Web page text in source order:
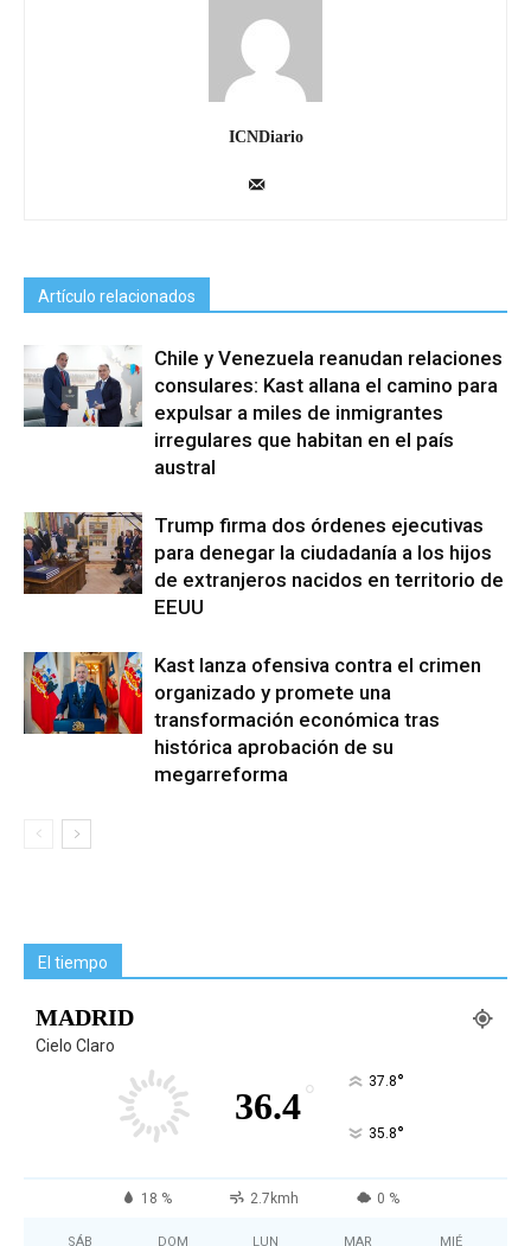
ICNDiario
Artículo relacionados
Chile y Venezuela reanudan relaciones
consulares: Kast allana el camino para
expulsar a miles de inmigrantes
irregulares que habitan en el país
austral
Trump firma dos órdenes ejecutivas
para denegar la ciudadanía a los hijos
de extranjeros nacidos en territorio de
EEUU
Kast lanza ofensiva contra el crimen
organizado y promete una
transformación económica tras
histórica aprobación de su
megarreforma
El tiempo
MADRID
Cielo Claro
36.4° 37.8°
35.8°
18 % 2.7kmh 0 %
SÁB DOM LUN MAR MIÉ